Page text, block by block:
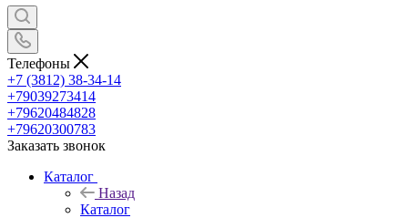
Телефоны
+7 (3812) 38-34-14
+79039273414
+79620484828
+79620300783
Заказать звонок
Каталог
Назад
Каталог